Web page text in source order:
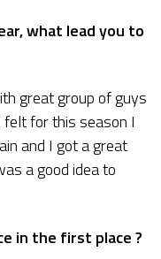
what lead you to
great group of guys
for this season I
and I got a great
a good idea to
in the first place ?